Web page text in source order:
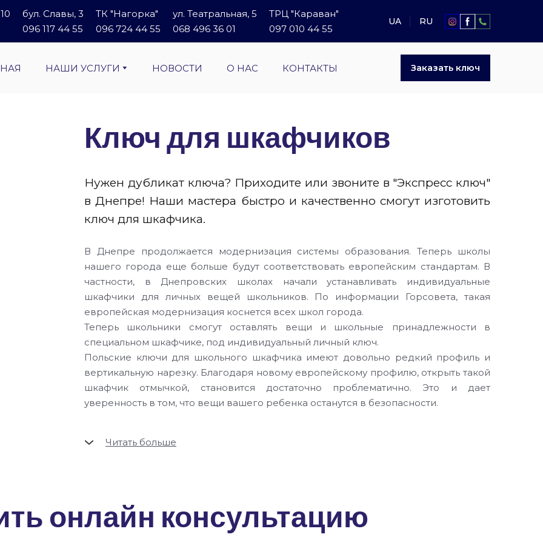
бул. Славы, 3
096 117 44 55
ТК "Нагорка"
096 724 44 55
ул. Театральная, 5
068 496 36 01
ТРЦ "Караван"
097 010 44 55
UA RU
НАШИ УСЛУГИ НОВОСТИ О НАС КОНТАКТЫ Заказать ключ
Ключ для шкафчиков
Нужен дубликат ключа? Приходите или звоните в "Экспресс ключ"
в Днепре! Наши мастера быстро и качественно смогут изготовить
ключ для шкафчика.
В Днепре продолжается модернизация системы образования. Теперь школы
нашего города еще больше будут соответствовать европейским стандартам. В
частности, в Днепровских школах начали устанавливать индивидуальные
шкафчики для личных вещей школьников. По информации Горсовета, такая
европейская модернизация коснется всех школ города.
Теперь школьники смогут оставлять вещи и школьные принадлежности в
специальном шкафчике, под индивидуальный личный ключ.
Польские ключи для школьного шкафчика имеют довольно редкий профиль и
вертикальную нарезку. Благодаря новому европейскому профилю, открыть такой
шкафчик отмычкой, становится достаточно проблематично. Это и дает
уверенность в том, что вещи вашего ребенка останутся в безопасности.
Читать больше
ключей. Наша компания заказала специальные заготовки для изготовления
ключей и теперь ключ для шкафчика можно изготовить в наших мастерских.
На данный момент в городе изготовить ключи для школьного шкафчика можно
онлайн консультацию